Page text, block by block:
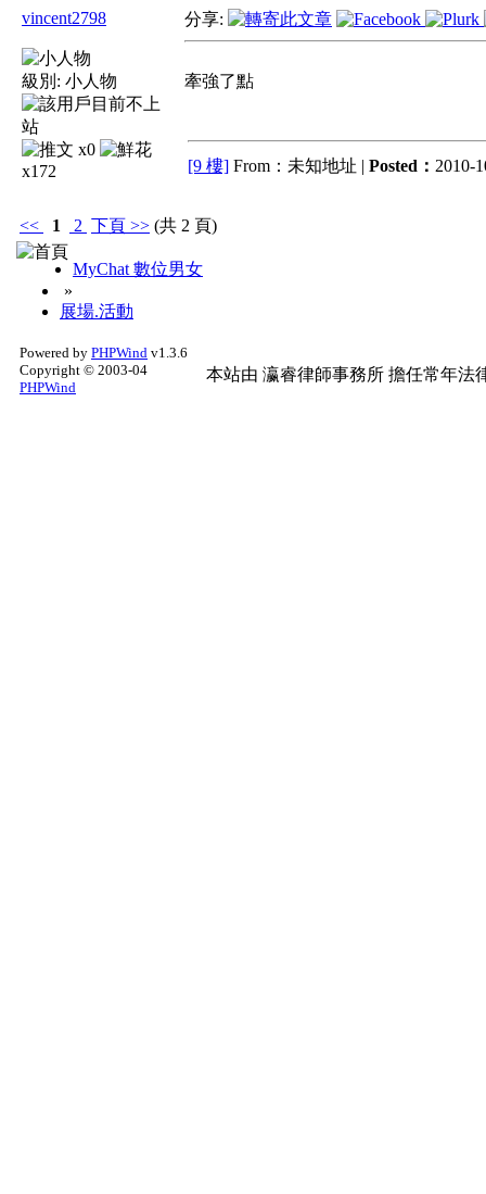
vincent2798
級別: 小人物
x0
x172
分享:
牽強了點
[9 樓] From：未知地址 | Posted： 2010-
<< 1 2 下頁 >> (共 2 頁)
MyChat 數位男女
»
展場.活動
Powered by PHPWind v1.3.6
Copyright © 2003-04
PHPWind
本站由 瀛睿律師事務所 擔任常年法